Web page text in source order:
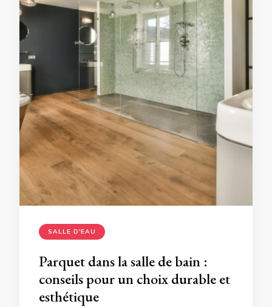
SALLE D'EAU
Parquet dans la salle de bain :
conseils pour un choix durable et
esthétique